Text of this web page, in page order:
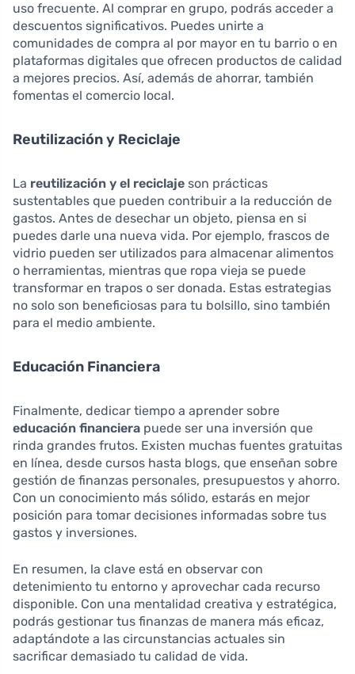
uso frecuente. Al comprar en grupo, podrás acceder a
descuentos significativos. Puedes unirte a
comunidades de compra al por mayor en tu barrio o en
plataformas digitales que ofrecen productos de calidad
a mejores precios. Así, además de ahorrar, también
fomentas el comercio local.
Reutilización y Reciclaje
La reutilización y el reciclaje son prácticas
sustentables que pueden contribuir a la reducción de
gastos. Antes de desechar un objeto, piensa en si
puedes darle una nueva vida. Por ejemplo, frascos de
vidrio pueden ser utilizados para almacenar alimentos
o herramientas, mientras que ropa vieja se puede
transformar en trapos o ser donada. Estas estrategias
no solo son beneficiosas para tu bolsillo, sino también
para el medio ambiente.
Educación Financiera
Finalmente, dedicar tiempo a aprender sobre
educación financiera puede ser una inversión que
rinda grandes frutos. Existen muchas fuentes gratuitas
en línea, desde cursos hasta blogs, que enseñan sobre
gestión de finanzas personales, presupuestos y ahorro.
Con un conocimiento más sólido, estarás en mejor
posición para tomar decisiones informadas sobre tus
gastos y inversiones.
En resumen, la clave está en observar con
detenimiento tu entorno y aprovechar cada recurso
disponible. Con una mentalidad creativa y estratégica,
podrás gestionar tus finanzas de manera más eficaz,
adaptándote a las circunstancias actuales sin
sacrificar demasiado tu calidad de vida.